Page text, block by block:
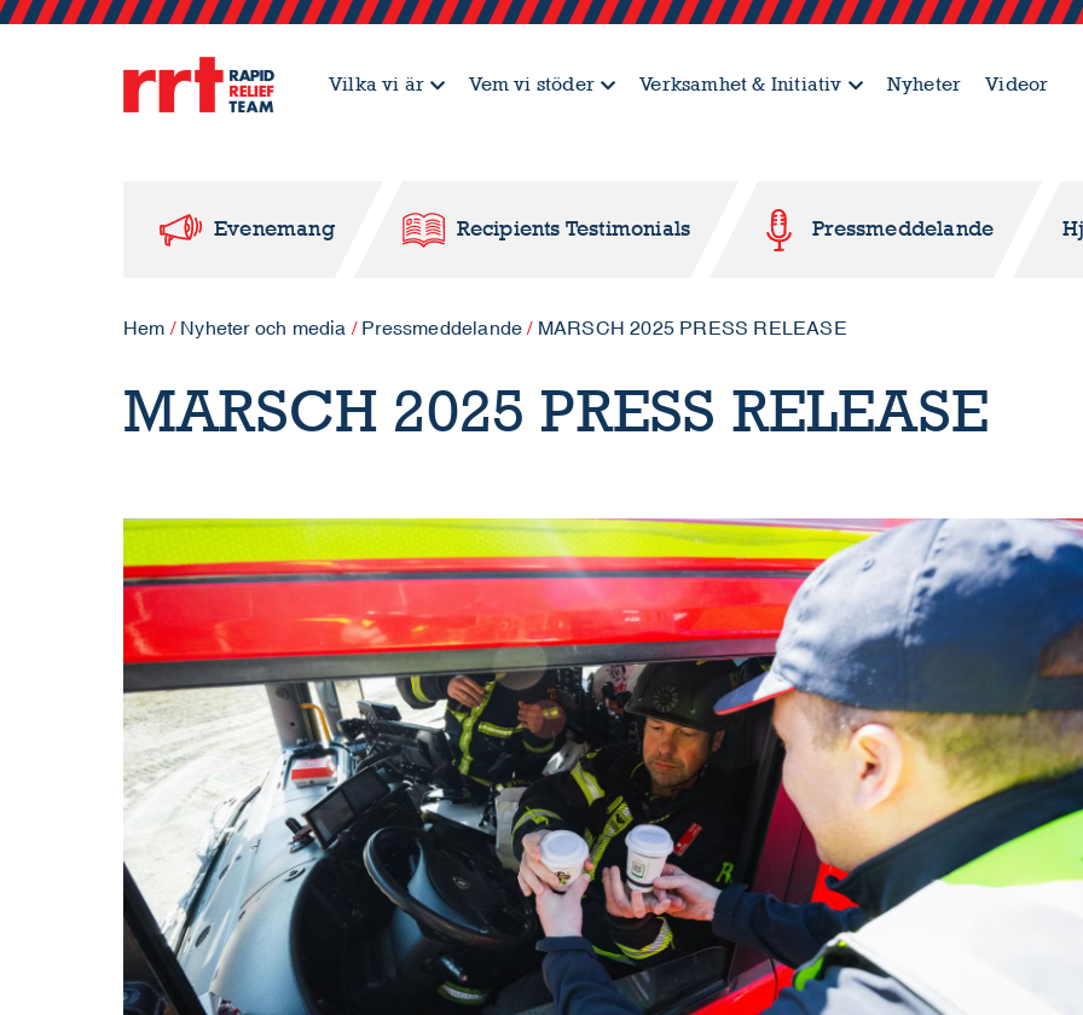
Vilka vi är Vem vi stöder Verksamhet & Initiativ Nyheter Videor
Evenemang Recipients Testimonials Pressmeddelande
Hem / Nyheter och media / Pressmeddelande / MARSCH 2025 PRESS RELEASE
MARSCH 2025 PRESS RELEASE